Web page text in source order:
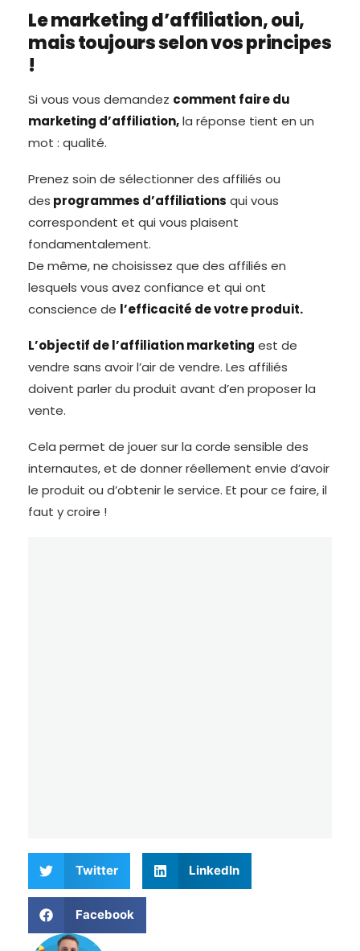
Le marketing d’affiliation, oui,
mais toujours selon vos principes
!
Si vous vous demandez comment faire du
marketing d’affiliation,la réponse tient en un
mot : qualité.
Prenez soin de sélectionner des affiliés ou
des programmes d’affiliations qui vous
correspondent et qui vous plaisent
fondamentalement.
De même, ne choisissez que des affiliés en
lesquels vous avez confiance et qui ont
conscience de l’efficacité de votre produit.
L’objectif de l’affiliation marketing est de
vendre sans avoir l’air de vendre. Les affiliés
doivent parler du produit avant d’en proposer la
vente.
Cela permet de jouer sur la corde sensible des
internautes, et de donner réellement envie d’avoir
le produit ou d’obtenir le service. Et pour ce faire, il
faut y croire !
Twitter LinkedIn
Facebook